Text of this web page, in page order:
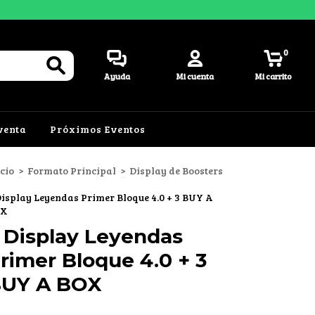
Ayuda Mi cuenta Mi carrito
0
Próximos Eventos
> Formato Principal > Display de Boosters
Leyendas Primer Bloque 4.0 + 3 BUY A
Display Leyendas
Bloque 4.0 + 3
A BOX